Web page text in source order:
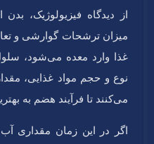
از دیدگاه فیزیولوژیک، بدن
میزان ترشحات گوارشی و
غذا وارد معده می‌شود،
نوع و حجم مواد غذایی،
می‌کنند تا فرآیند هضم به
اگر در این زمان مقداری